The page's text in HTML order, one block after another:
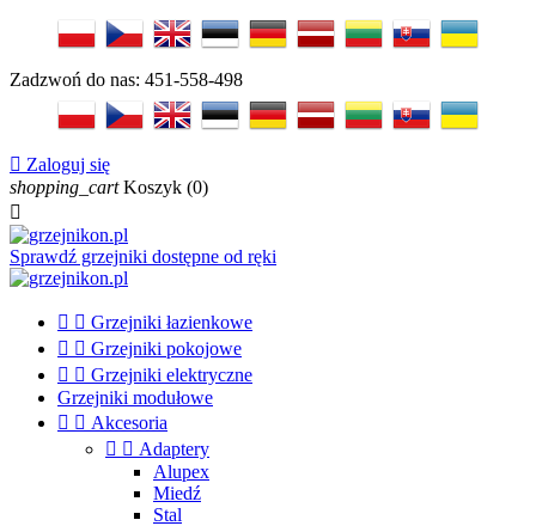
Zadzwoń do nas: 451-558-498
 Zaloguj się
shopping_cart Koszyk (0)

Sprawdź grzejniki dostępne od ręki
  Grzejniki łazienkowe
  Grzejniki pokojowe
  Grzejniki elektryczne
Grzejniki modułowe
  Akcesoria
  Adaptery
Alupex
Miedź
Stal